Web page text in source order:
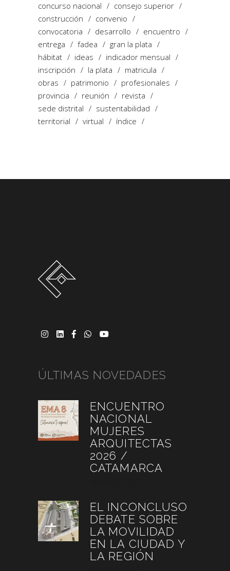
concurso nacional
consejo superior
construcción
convenio
convocatoria
desarrollo
encuentro
entrega
fadea
gran la plata
hábitat
ideas
indicador mensual
inscripción
la plata
matricula
obras
patrimonio
profesionales
provincia
reunión
revista
sede distrital
sustentabilidad
territorial
virtual índice
ÚLTIMAS NOVEDADES
ENCUENTRO
NACIONAL
MUJERES
ARQUITECTAS
2026 /
CATAMARCA
EL INCONCLUSO
DEBATE SOBRE
LA MOVILIDAD
EN LA CIUDAD Y
LA REGIÓN